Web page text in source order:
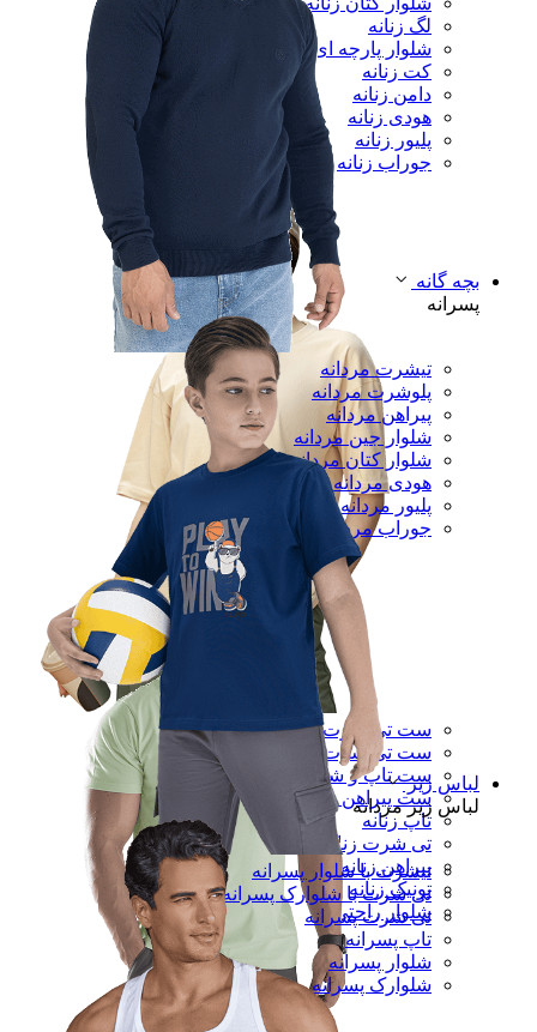
لگ زنانه
شلوار پارچه ای زنانه
کت زنانه
دامن زنانه
هودی زنانه
پلیور زنانه
جوراب زنانه
ست تی شرت و شلوار زنانه
ست تی شرت و شلوارک زنانه
ست تاپ و شورتک زنانه
ست پیراهن و شلوار زنانه
تاپ زنانه
تی شرت زنانه
پیراهن زنانه
تونیک زنانه
شلوار راحتی
تیشرت مردانه
پلوشرت مردانه
پیراهن مردانه
شلوار جین مردانه
شلوار کتان مردانه
هودی مردانه
پلیور مردانه
جوراب مردانه
بچه گانه
پسرانه
تیشرت با شلوار پسرانه
تی شرت با شلوارک پسرانه
تی شرت پسرانه
تاپ پسرانه
شلوار پسرانه
شلوارک پسرانه
لباس زیر
لباس زیر مردانه